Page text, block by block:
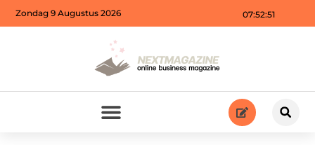
07:52:52
Zondag 9 Augustus 2026